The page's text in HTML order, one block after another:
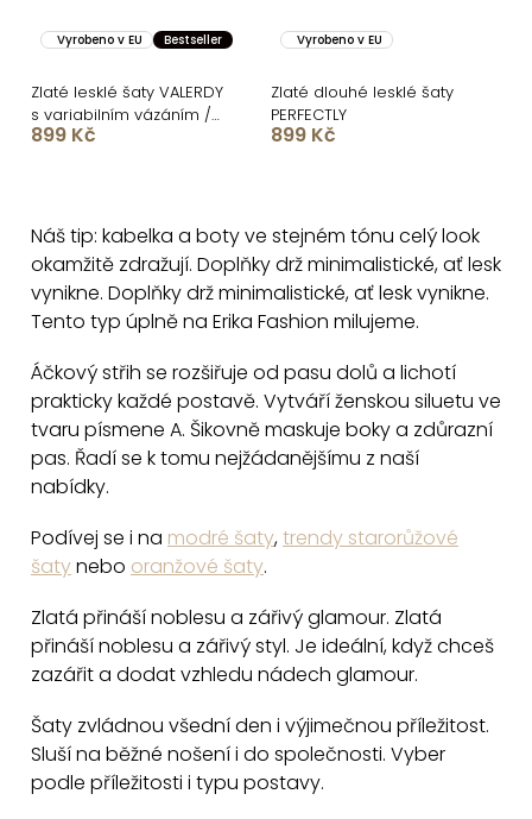
Vyrobeno v EU Bestseller
Zlaté lesklé šaty VALERDY
s variabilním vázáním /
bez rozparku
899 Kč
Vyrobeno v EU
Zlaté dlouhé lesklé šaty
PERFECTLY
899 Kč
l
á
d
c
í
p
r
k
y
ý
p
i
s
u
Náš tip: kabelka a boty ve stejném tónu celý look
okamžitě zdražují. Doplňky drž minimalistické, ať lesk
vynikne. Doplňky drž minimalistické, ať lesk vynikne.
Tento typ úplně na Erika Fashion milujeme.
Áčkový střih se rozšiřuje od pasu dolů a lichotí
prakticky každé postavě. Vytváří ženskou siluetu ve
tvaru písmene A. Šikovně maskuje boky a zdůrazní
pas. Řadí se k tomu nejžádanějšímu z naší
nabídky.
Podívej se i na modré šaty,trendy starorůžové
šatynebo oranžové šaty.
Zlatá přináší noblesu a zářivý glamour. Zlatá
přináší noblesu a zářivý styl. Je ideální, když chceš
zazářit a dodat vzhledu nádech glamour.
Šaty zvládnou všední den i výjimečnou příležitost.
Sluší na běžné nošení i do společnosti. Vyber
podle příležitosti i typu postavy.